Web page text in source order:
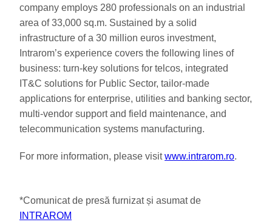
company employs 280 professionals on an industrial
area of 33,000 sq.m. Sustained by a solid
infrastructure of a 30 million euros investment,
Intrarom’s experience covers the following lines of
business: turn-key solutions for telcos, integrated
IT&C solutions for Public Sector, tailor-made
applications for enterprise, utilities and banking sector,
multi-vendor support and field maintenance, and
telecommunication systems manufacturing.
For more information, please visitwww.intrarom.ro.
*Comunicat de presă furnizat și asumat de
INTRAROM